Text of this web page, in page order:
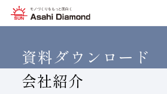
企業情報
製品紹介
技術情報
研究開発
サステナビリティ
IR情報
資料ダウンロード
会社紹介